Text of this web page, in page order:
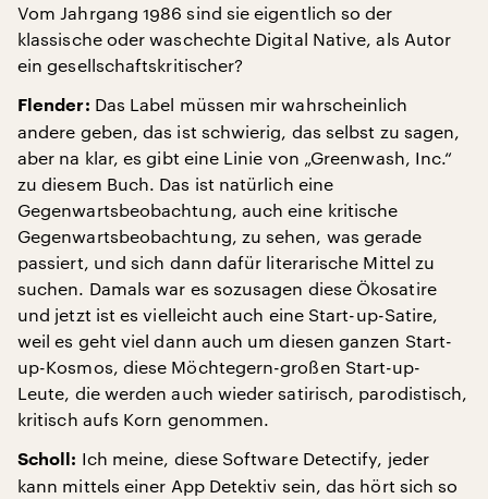
Vom Jahrgang 1986 sind sie eigentlich so der
klassische oder waschechte Digital Native, als Autor
ein gesellschaftskritischer?
Flender: Das Label müssen mir wahrscheinlich
andere geben, das ist schwierig, das selbst zu sagen,
aber na klar, es gibt eine Linie von „Greenwash, Inc.“
zu diesem Buch. Das ist natürlich eine
Gegenwartsbeobachtung, auch eine kritische
Gegenwartsbeobachtung, zu sehen, was gerade
passiert, und sich dann dafür literarische Mittel zu
suchen. Damals war es sozusagen diese Ökosatire
und jetzt ist es vielleicht auch eine Start-up-Satire,
weil es geht viel dann auch um diesen ganzen Start-
up-Kosmos, diese Möchtegern-großen Start-up-
Leute, die werden auch wieder satirisch, parodistisch,
kritisch aufs Korn genommen.
Scholl: Ich meine, diese Software Detectify, jeder
kann mittels einer App Detektiv sein, das hört sich so